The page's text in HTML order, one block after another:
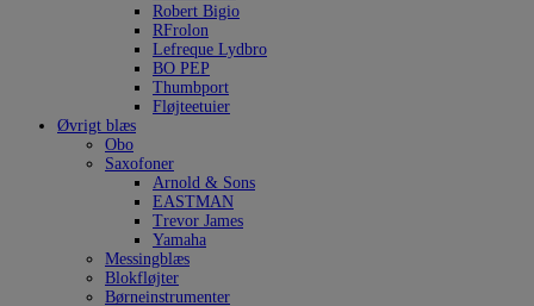
Robert Bigio
RFrolon
Lefreque Lydbro
BO PEP
Thumbport
Fløjteetuier
Øvrigt blæs
Obo
Saxofoner
Arnold & Sons
EASTMAN
Trevor James
Yamaha
Messingblæs
Blokfløjter
Børneinstrumenter